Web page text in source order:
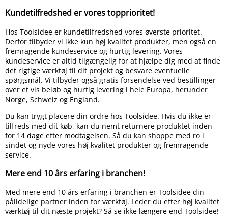
Kundetilfredshed er vores topprioritet!
Hos Toolsidee er kundetilfredshed vores øverste prioritet.
Derfor tilbyder vi ikke kun høj kvalitet produkter, men også en
fremragende kundeservice og hurtig levering. Vores
kundeservice er altid tilgængelig for at hjælpe dig med at finde
det rigtige værktøj til dit projekt og besvare eventuelle
spørgsmål. Vi tilbyder også gratis forsendelse ved bestillinger
over et vis beløb og hurtig levering i hele Europa, herunder
Norge, Schweiz og England.
Du kan trygt placere din ordre hos Toolsidee. Hvis du ikke er
tilfreds med dit køb, kan du nemt returnere produktet inden
for 14 dage efter modtagelsen. Så du kan shoppe med ro i
sindet og nyde vores høj kvalitet produkter og fremragende
service.
Mere end 10 års erfaring i branchen!
Med mere end 10 års erfaring i branchen er Toolsidee din
pålidelige partner inden for værktøj. Leder du efter høj kvalitet
værktøj til dit næste projekt? Så se ikke længere end Toolsidee!